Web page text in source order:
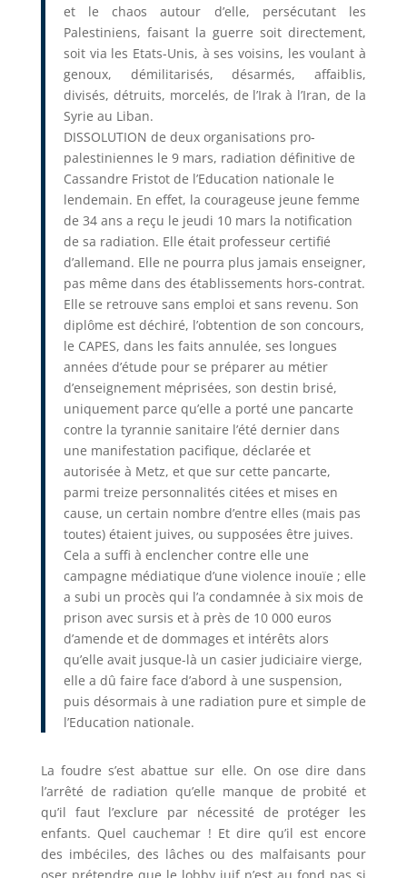
et le chaos autour d’elle, persécutant les
Palestiniens, faisant la guerre soit directement,
soit via les Etats-Unis, à ses voisins, les voulant à
genoux, démilitarisés, désarmés, affaiblis,
divisés, détruits, morcelés, de l’Irak à l’Iran, de la
Syrie au Liban.
DISSOLUTION de deux organisations pro-
palestiniennes le 9 mars, radiation définitive de
Cassandre Fristot de l’Education nationale le
lendemain. En effet, la courageuse jeune femme
de 34 ans a reçu le jeudi 10 mars la notification
de sa radiation. Elle était professeur certifié
d’allemand. Elle ne pourra plus jamais enseigner,
pas même dans des établissements hors-contrat.
Elle se retrouve sans emploi et sans revenu. Son
diplôme est déchiré, l’obtention de son concours,
le CAPES, dans les faits annulée, ses longues
années d’étude pour se préparer au métier
d’enseignement méprisées, son destin brisé,
uniquement parce qu’elle a porté une pancarte
contre la tyrannie sanitaire l’été dernier dans
une manifestation pacifique, déclarée et
autorisée à Metz, et que sur cette pancarte,
parmi treize personnalités citées et mises en
cause, un certain nombre d’entre elles (mais pas
toutes) étaient juives, ou supposées être juives.
Cela a suffi à enclencher contre elle une
campagne médiatique d’une violence inouïe ; elle
a subi un procès qui l’a condamnée à six mois de
prison avec sursis et à près de 10 000 euros
d’amende et de dommages et intérêts alors
qu’elle avait jusque-là un casier judiciaire vierge,
elle a dû faire face d’abord à une suspension,
puis désormais à une radiation pure et simple de
l’Education nationale.
La foudre s’est abattue sur elle. On ose dire dans
l’arrêté de radiation qu’elle manque de probité et
qu’il faut l’exclure par nécessité de protéger les
enfants. Quel cauchemar ! Et dire qu’il est encore
des imbéciles, des lâches ou des malfaisants pour